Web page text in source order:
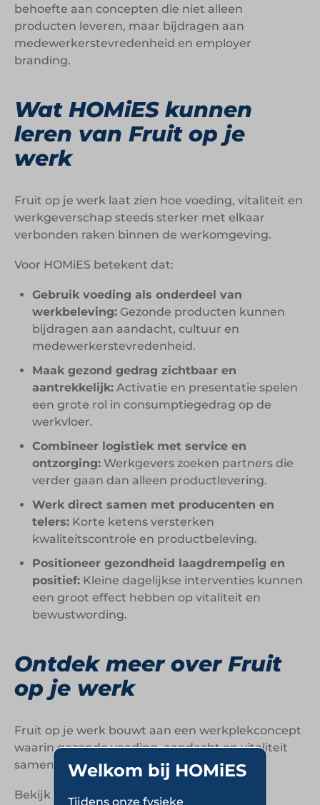
behoefte aan concepten die niet alleen
producten leveren, maar bijdragen aan
medewerkerstevredenheid en employer
branding.
Wat HOMiES kunnen
leren van Fruit op je
werk
Fruit op je werk laat zien hoe voeding, vitaliteit en
werkgeverschap steeds sterker met elkaar
verbonden raken binnen de werkomgeving.
Voor HOMiES betekent dat:
Gebruik voeding als onderdeel van
werkbeleving: Gezonde producten kunnen
bijdragen aan aandacht, cultuur en
medewerkerstevredenheid.
Maak gezond gedrag zichtbaar en
aantrekkelijk: Activatie en presentatie spelen
een grote rol in consumptiegedrag op de
werkvloer.
Combineer logistiek met service en
ontzorging: Werkgevers zoeken partners die
verder gaan dan alleen productlevering.
Werk direct samen met producenten en
telers: Korte ketens versterken
kwaliteitscontrole en productbeleving.
Positioneer gezondheid laagdrempelig en
positief: Kleine dagelijkse interventies kunnen
een groot effect hebben op vitaliteit en
bewustwording.
Ontdek meer over Fruit
op je werk
Fruit op je werk bouwt aan een werkplekconcept
waarin gezonde voeding, aandacht en vitaliteit
samenkomen in dagelijkse routines.
Bekijk de website van Fruit op je werk op
Welkom bij HOMiES
Tijdens onze fysieke